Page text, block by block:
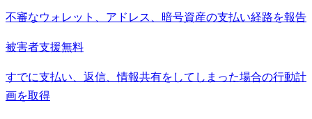
不審なウォレット、アドレス、暗号資産の支払い経路を報告
被害者支援無料
すでに支払い、返信、情報共有をしてしまった場合の行動計
画を取得